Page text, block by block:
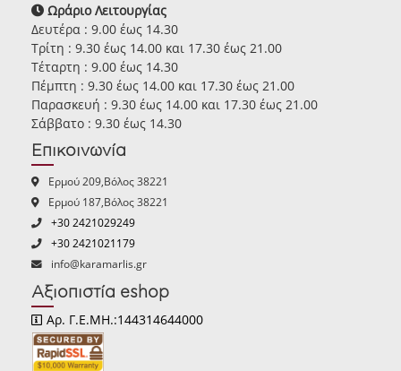
Ωράριο Λειτουργίας
Δευτέρα : 9.00 έως 14.30
Τρίτη : 9.30 έως 14.00 και 17.30 έως 21.00
Τέταρτη : 9.00 έως 14.30
Πέμπτη : 9.30 έως 14.00 και 17.30 έως 21.00
Παρασκευή : 9.30 έως 14.00 και 17.30 έως 21.00
Σάββατο : 9.30 έως 14.30
Επικοινωνία
Ερμού 209,Βόλος 38221
Ερμού 187,Βόλος 38221
+30 2421029249
+30 2421021179
info@karamarlis.gr
Αξιοπιστία eshop
Αρ. Γ.Ε.ΜΗ.:144314644000